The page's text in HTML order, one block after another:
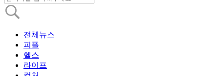
전체뉴스
피플
헬스
라이프